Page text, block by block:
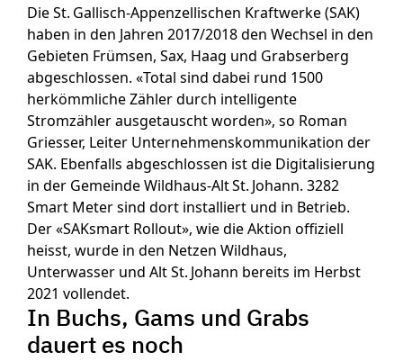
Die St. Gallisch-Appenzellischen Kraftwerke (SAK)
haben in den Jahren 2017/2018 den Wechsel in den
Gebieten Frümsen, Sax, Haag und Grabserberg
abgeschlossen. «Total sind dabei rund 1500
herkömmliche Zähler durch intelligente
Stromzähler ausgetauscht worden», so Roman
Griesser, Leiter Unternehmenskommunikation der
SAK. Ebenfalls abgeschlossen ist die Digitalisierung
in der Gemeinde Wildhaus-Alt St. Johann. 3282
Smart Meter sind dort installiert und in Betrieb.
Der «SAKsmart Rollout», wie die Aktion offiziell
heisst, wurde in den Netzen Wildhaus,
Unterwasser und Alt St. Johann bereits im Herbst
2021 vollendet.
In Buchs, Gams und Grabs
dauert es noch